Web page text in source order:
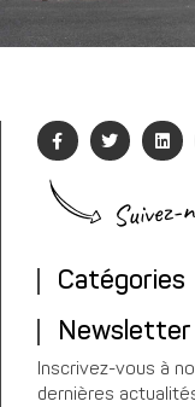
Suivez-
Catégories
Newsletter
Inscrivez-vous à
dernières